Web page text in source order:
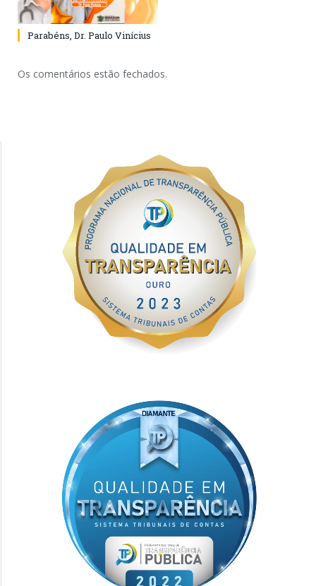
Parabéns, Dr. Paulo Vinícius
Os comentários estão fechados.